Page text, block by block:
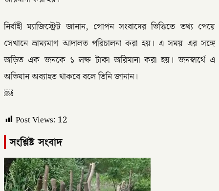
নির্বাহী ম্যাজিস্ট্রেট জানান, গোপন সংবাদের ভিত্তিতে তথ্য পেয়ে
সেখানে ভ্রাম্যমাণ আদালত পরিচালনা করা হয়। এ সময় এর সঙ্গে
জড়িত এক জনকে ১ লক্ষ টাকা জরিমানা করা হয়। জনস্বার্থে এ
অভিযান অব্যাহত থাকবে বলে তিনি জানান।
￼
Post Views: 12
সংশ্লিষ্ট সংবাদ